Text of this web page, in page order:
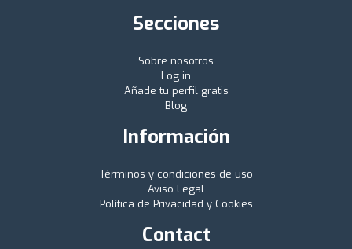
Secciones
Sobre nosotros
Log in
Añade tu perfil gratis
Blog
Información
Términos y condiciones de uso
Aviso Legal
Política de Privacidad y Cookies
Contact